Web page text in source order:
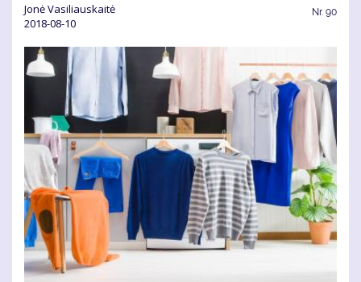
Jonė Vasiliauskaitė
2018-08-10
Nr. 90